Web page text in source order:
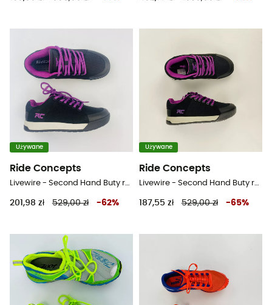
Używane
Ride Concepts
Livewire - Second Hand Buty rowerowe damskie - Noir - 36
201,98 zł 529,00 zł -62%
Używane
Ride Concepts
Livewire - Second Hand Buty rowerowe damskie - Noir - 37
187,55 zł 529,00 zł -65%